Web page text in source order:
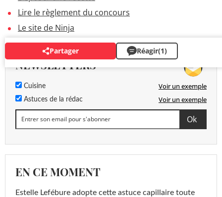
Lire le règlement du concours
Le site de Ninja
Partager Réagir(1)
NEWSLETTERS
Cuisine Voir un exemple
Astuces de la rédac Voir un exemple
EN CE MOMENT
Estelle Lefébure adopte cette astuce capillaire toute